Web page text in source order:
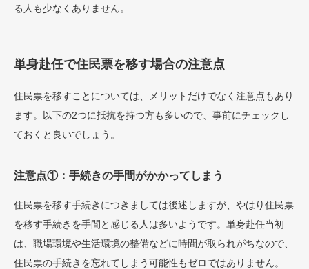
る人も少なくありません。
単身赴任で住民票を移す場合の注意点
住民票を移すことについては、メリットだけでなく注意点もあり
ます。以下の2つに抵抗を持つ方も多いので、事前にチェックし
ておくと良いでしょう。
注意点①：手続きの手間がかかってしまう
住民票を移す手続きにつきましては後述しますが、やはり住民票
を移す手続きを手間と感じる人は多いようです。単身赴任当初
は、職場環境や生活環境の整備などに時間が取られがちなので、
住民票の手続きを忘れてしまう可能性もゼロではありません。